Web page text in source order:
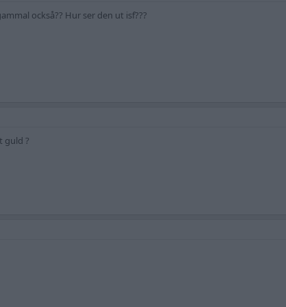
också?? Hur ser den ut isf???
guld ?